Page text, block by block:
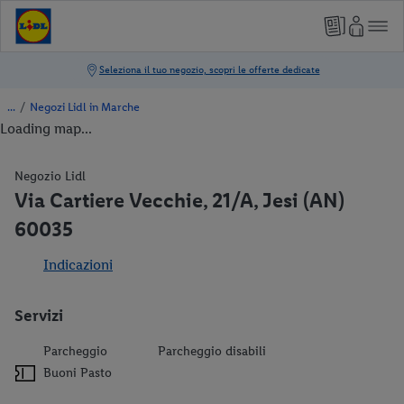
/ Negozi Lidl in Marche
Loading map...
Negozio Lidl
Via Cartiere Vecchie, 21/A, Jesi (AN)
60035
Indicazioni
Servizi
Parcheggio
Parcheggio disabili
Buoni Pasto